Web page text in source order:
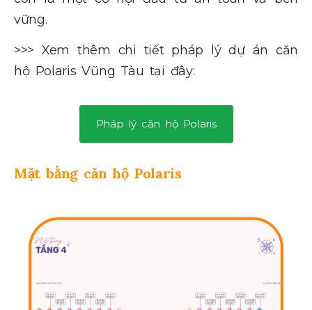
vững.
>>> Xem thêm chi tiết pháp lý dự án căn
hộ Polaris Vũng Tàu tại đây:
Pháp lý căn hộ Polaris
Mặt bằng căn hộ Polaris